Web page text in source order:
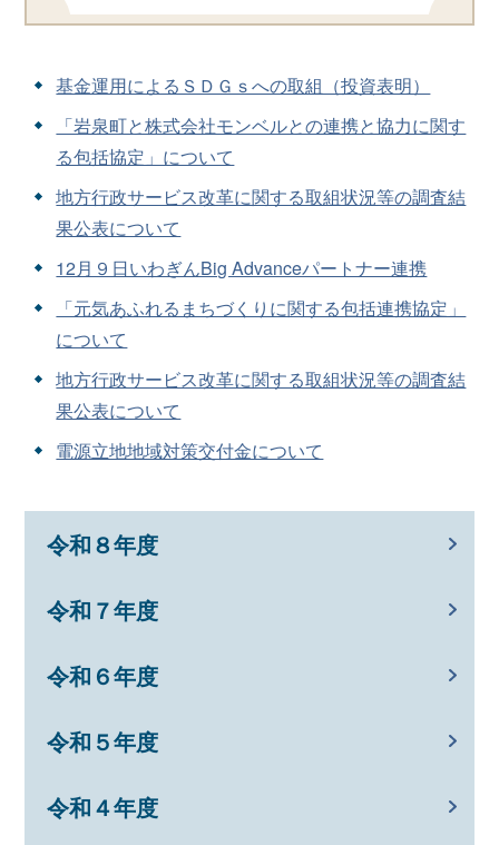
基金運用によるＳＤＧｓへの取組（投資表明）
「岩泉町と株式会社モンベルとの連携と協力に関す
る包括協定」について
地方行政サービス改革に関する取組状況等の調査結
果公表について
12月９日いわぎんBig Advanceパートナー連携
「元気あふれるまちづくりに関する包括連携協定」
について
地方行政サービス改革に関する取組状況等の調査結
果公表について
電源立地地域対策交付金について
令和８年度
令和７年度
令和６年度
令和５年度
令和４年度